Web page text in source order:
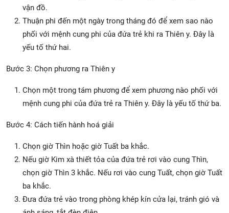
vận đồ.
Thuận phi đến một ngày trong tháng đó để xem sao nào
phối với mệnh cung phi của đứa trẻ khi ra Thiên y. Đây là
yếu tố thứ hai.
Bước 3: Chọn phương ra Thiên y
Chọn một trong tám phương để xem phương nào phối với
mệnh cung phi của đứa trẻ ra Thiên y. Đây là yếu tố thứ ba.
Bước 4: Cách tiến hành hoá giải
Chọn giờ Thìn hoặc giờ Tuất ba khắc.
Nếu giờ Kim xà thiết tỏa của đứa trẻ rơi vào cung Thìn,
chọn giờ Thìn 3 khắc. Nếu rơi vào cung Tuất, chọn giờ Tuất
ba khắc.
Đưa đứa trẻ vào trong phòng khép kín cửa lại, tránh gió và